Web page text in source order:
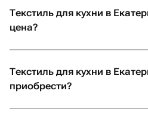
Текстиль для кухни в
цена?
Текстиль для кухни в
приобрести?